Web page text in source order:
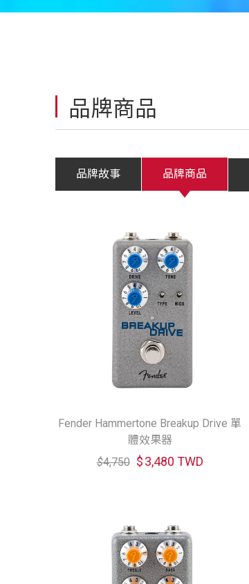
品牌商品
品牌故事 品牌商品
Fender Hammertone Breakup Drive 單
體效果器
$4,750 $3,480 TWD